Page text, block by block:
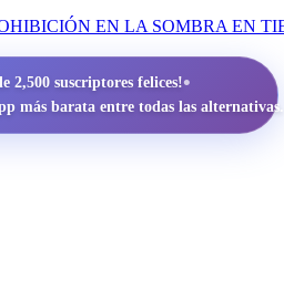
EN LA SOMBRA EN
2,500 suscriptores felices!•
más barata entre todas las alternativas.